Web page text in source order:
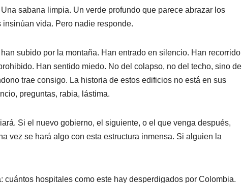
sabana limpia. Un verde profundo que parece abrazar los
vida. Pero nadie responde.
subido por la montaña. Han entrado en silencio. Han recorrido
Han sentido miedo. No del colapso, no del techo, sino de
trae consigo. La historia de estos edificios no está en sus
preguntas, rabia, lástima.
Si el nuevo gobierno, el siguiente, o el que venga después,
vez se hará algo con esta estructura inmensa. Si alguien la
cuántos hospitales como este hay desperdigados por Colombia.